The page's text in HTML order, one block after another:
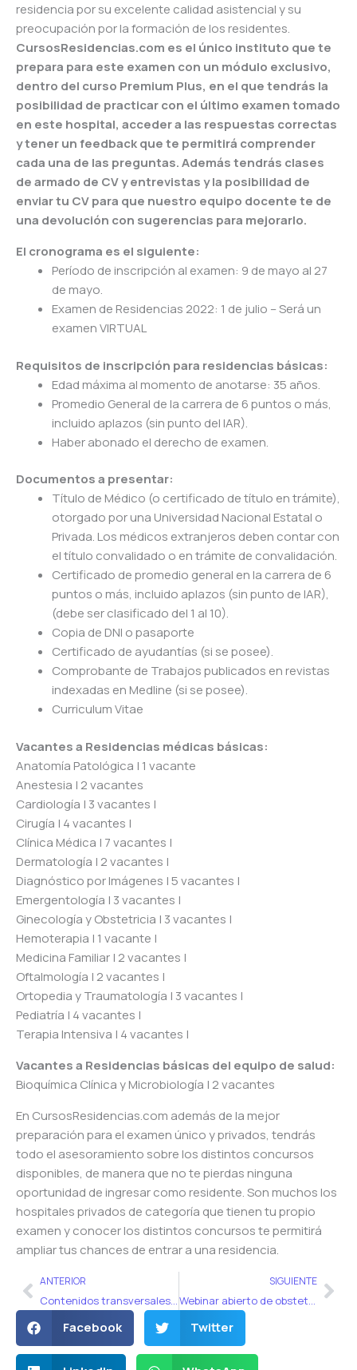
residencia por su excelente calidad asistencial y su
preocupación por la formación de los residentes.
CursosResidencias.com es el único instituto que te
prepara para este examen con un módulo exclusivo,
dentro del curso Premium Plus, en el que tendrás la
posibilidad de practicar con el último examen tomado
en este hospital, acceder a las respuestas correctas
y tener un feedback que te permitirá comprender
cada una de las preguntas. Además tendrás clases
de armado de CV y entrevistas y la posibilidad de
enviar tu CV para que nuestro equipo docente te de
una devolución con sugerencias para mejorarlo.
El cronograma es el siguiente:
Período de inscripción al examen: 9 de mayo al 27
de mayo.
Examen de Residencias 2022: 1 de julio – Será un
examen VIRTUAL
Requisitos de inscripción para residencias básicas:
Edad máxima al momento de anotarse: 35 años.
Promedio General de la carrera de 6 puntos o más,
incluido aplazos (sin punto del IAR).
Haber abonado el derecho de examen.
Documentos a presentar:
Título de Médico (o certificado de título en trámite),
otorgado por una Universidad Nacional Estatal o
Privada. Los médicos extranjeros deben contar con
el título convalidado o en trámite de convalidación.
Certificado de promedio general en la carrera de 6
puntos o más, incluido aplazos (sin punto de IAR),
(debe ser clasificado del 1 al 10).
Copia de DNI o pasaporte
Certificado de ayudantías (si se posee).
Comprobante de Trabajos publicados en revistas
indexadas en Medline (si se posee).
Curriculum Vitae
Vacantes a Residencias médicas básicas:
Anatomía Patológica | 1 vacante
Anestesia | 2 vacantes
Cardiología | 3 vacantes |
Cirugía | 4 vacantes |
Clínica Médica | 7 vacantes |
Dermatología | 2 vacantes |
Diagnóstico por Imágenes | 5 vacantes |
Emergentología | 3 vacantes |
Ginecología y Obstetricia | 3 vacantes |
Hemoterapia | 1 vacante |
Medicina Familiar | 2 vacantes |
Oftalmología | 2 vacantes |
Ortopedia y Traumatología | 3 vacantes |
Pediatría | 4 vacantes |
Terapia Intensiva | 4 vacantes |
Vacantes a Residencias básicas del equipo de salud:
Bioquímica Clínica y Microbiología | 2 vacantes
En CursosResidencias.com además de la mejor
preparación para el examen único y privados, tendrás
todo el asesoramiento sobre los distintos concursos
disponibles, de manera que no te pierdas ninguna
oportunidad de ingresar como residente. Son muchos los
hospitales privados de categoría que tienen tu propio
examen y conocer los distintos concursos te permitirá
ampliar tus chances de entrar a una residencia.
AntANTERIOR
Contenidos transversales del examen de residencias
SIGUIENTE
Webinar abierto de obstetricia
Facebook Twitter